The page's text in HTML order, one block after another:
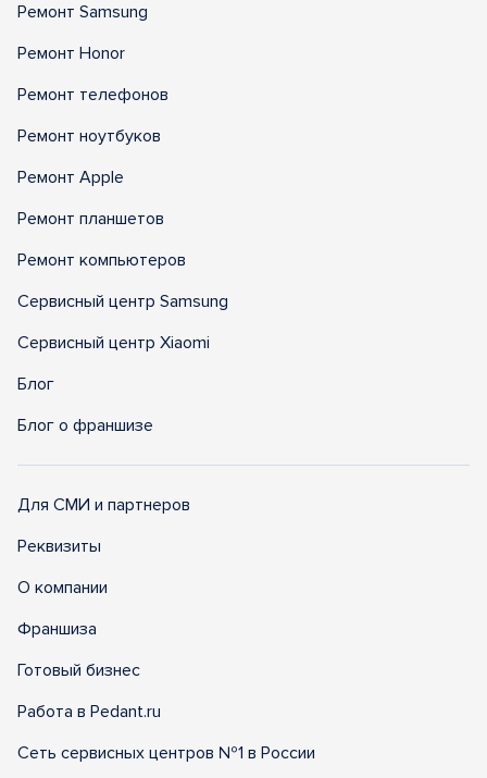
Ремонт Samsung
Ремонт Honor
Ремонт телефонов
Ремонт ноутбуков
Ремонт Apple
Ремонт планшетов
Ремонт компьютеров
Сервисный центр Samsung
Сервисный центр Xiaomi
Блог
Блог о франшизе
Для СМИ и партнеров
Реквизиты
О компании
Франшиза
Готовый бизнес
Работа в Pedant.ru
Сеть сервисных центров №1 в России